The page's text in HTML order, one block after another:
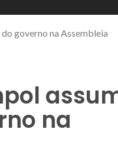
governo na Assembleia
na